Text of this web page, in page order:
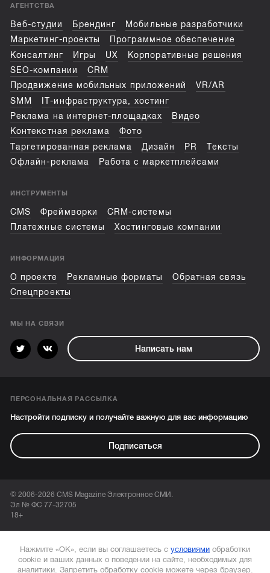
АГЕНТСТВА
Веб-студии Брендинг
Мобильные разработчики
Маркетинг-проекты
Программное обеспечение
Консалтинг
Игры UX
Корпоративные решения
SEO-компании
CRM
Продвижение мобильных приложений
VR/AR
SMM
IT-инфраструктура, хостинг
Реклама на интернет-площадках
Видео
Контекстная реклама
Фото
Таргетированная реклама
Дизайн PR
Тексты
Офлайн-реклама
Работа с маркетплейсами
ИНСТРУМЕНТЫ
CMS Фреймворки
CRM-системы
Платежные системы
Хостинговые компании
ИНФОРМАЦИЯ
О проекте Рекламные форматы
Обратная связь
Спецпроекты
МЫ НА СВЯЗИ
Написать нам
ПЕРСОНАЛЬНАЯ РАССЫЛКА
Настройти подписку и получайте важную для вас информацию
Подписаться
© 2006-2026 CMS Magazine Электронное СМИ.
Эл № ФС 77-32705
18+
Нажмите «ОК», если вы соглашаетесь с условиями обработки
cookie и ваших данных о поведении на сайте, необходимых для
аналитики. Запретить обработку cookie можете через браузер.